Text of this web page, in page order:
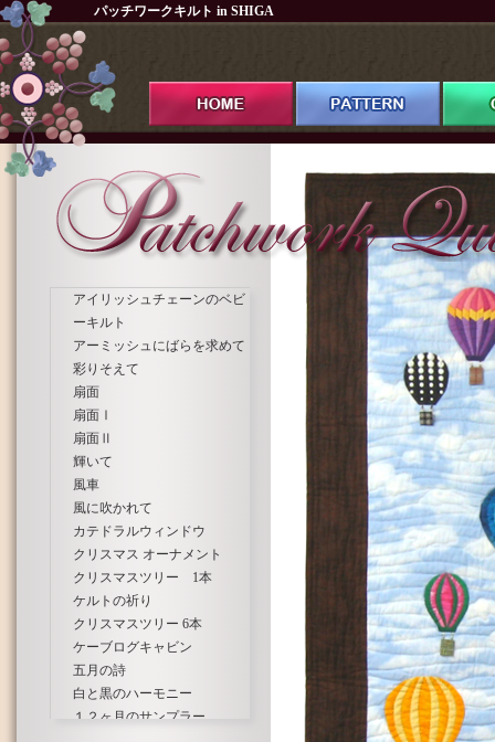
パッチワークキルト in SHIGA
アイリッシュチェーンのベビ
ーキルト
アーミッシュにばらを求めて
彩りそえて
扇面
扇面Ⅰ
扇面Ⅱ
輝いて
風車
風に吹かれて
カテドラルウィンドウ
クリスマス オーナメント
クリスマスツリー 1本
ケルトの祈り
クリスマスツリー 6本
ケーブログキャビン
五月の詩
白と黒のハーモニー
１２ヶ月のサンプラー